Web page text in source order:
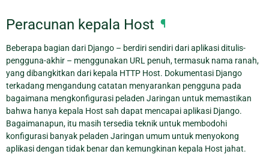
Peracunan kepala Host ¶
Beberapa bagian dari Django – berdiri sendiri dari aplikasi ditulis-
pengguna-akhir – menggunakan URL penuh, termasuk nama ranah,
yang dibangkitkan dari kepala HTTP Host. Dokumentasi Django
terkadang mengandung catatan menyarankan pengguna pada
bagaimana mengkonfigurasi peladen Jaringan untuk memastikan
bahwa hanya kepala Host sah dapat mencapai aplikasi Django.
Bagaimanapun, itu masih tersedia teknik untuk membodohi
konfigurasi banyak peladen Jaringan umum untuk menyokong
aplikasi dengan tidak benar dan kemungkinan kepala Host jahat.